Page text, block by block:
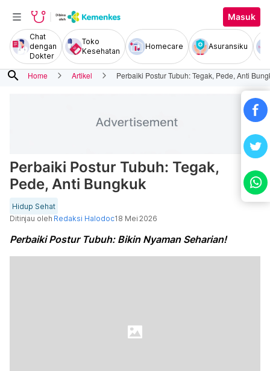
Masuk
Chat
dengan
Dokter
Toko
Kesehatan
Homecare Asuransiku
search Home Artikel Perbaiki Postur Tubuh: Tegak, Pede, Anti
Perbaiki Postur Tubuh: Tegak,
Pede, Anti Bungkuk
Hidup Sehat
Ditinjau oleh Redaksi Halodoc18 Mei 2026
Perbaiki Postur Tubuh: Bikin Nyaman Seharian!